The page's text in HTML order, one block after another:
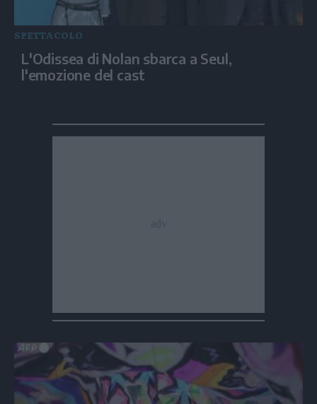
SPETTACOLO
L'Odissea di Nolan sbarca a Seul,
l'emozione del cast